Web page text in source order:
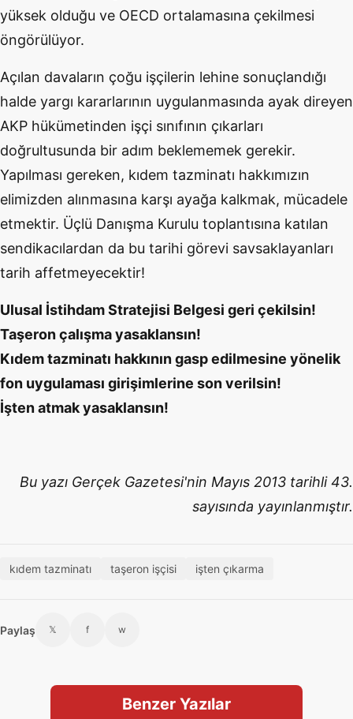
yüksek olduğu ve OECD ortalamasına çekilmesi
öngörülüyor.
Açılan davaların çoğu işçilerin lehine sonuçlandığı
halde yargı kararlarının uygulanmasında ayak direyen
AKP hükümetinden işçi sınıfının çıkarları
doğrultusunda bir adım beklememek gerekir.
Yapılması gereken, kıdem tazminatı hakkımızın
elimizden alınmasına karşı ayağa kalkmak, mücadele
etmektir. Üçlü Danışma Kurulu toplantısına katılan
sendikacılardan da bu tarihi görevi savsaklayanları
tarih affetmeyecektir!
Ulusal İstihdam Stratejisi Belgesi geri çekilsin!
Taşeron çalışma yasaklansın!
Kıdem tazminatı hakkının gasp edilmesine yönelik
fon uygulaması girişimlerine son verilsin!
İşten atmak yasaklansın!
Bu yazı Gerçek Gazetesi'nin Mayıs 2013 tarihli 43.
sayısında yayınlanmıştır.
kıdem tazminatı taşeron işçisi işten çıkarma
Paylaş 𝕏 f w
Benzer Yazılar